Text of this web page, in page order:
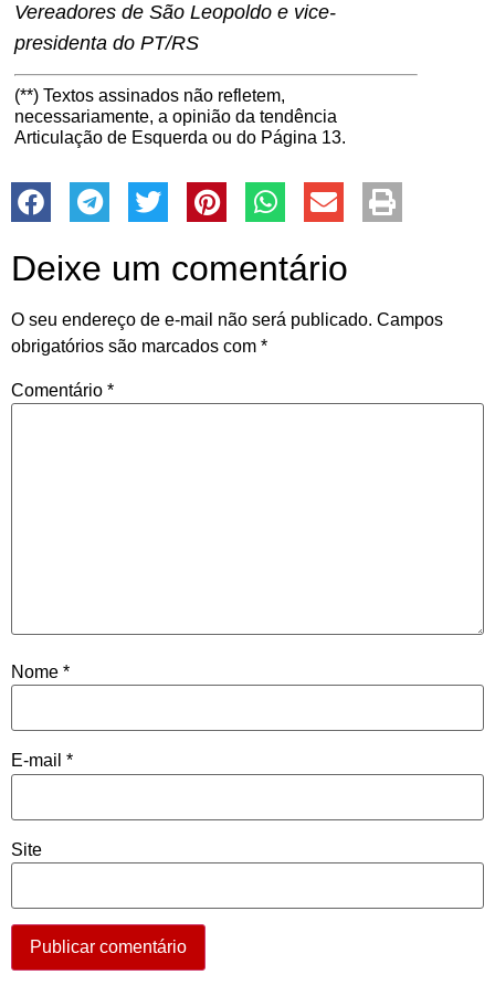
Vereadores de São Leopoldo e vice-
presidenta do PT/RS
(**) Textos assinados não refletem,
necessariamente, a opinião da tendência
Articulação de Esquerda ou do Página 13.
Deixe um comentário
O seu endereço de e-mail não será publicado. Campos
obrigatórios são marcados com *
Comentário *
Nome *
E-mail *
Site